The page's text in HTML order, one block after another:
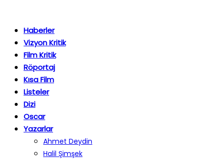
Haberler
Vizyon Kritik
Film Kritik
Röportaj
Kısa Film
Listeler
Dizi
Oscar
Yazarlar
Ahmet Deydin
Halil Şimşek